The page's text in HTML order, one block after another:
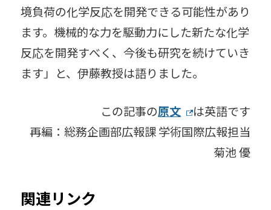
境負荷の化学反応を開発できる可能性があり
ます。機械的な力を駆動力にした新たな化学
反応を開発すべく、今後も研究を続けていき
ます」と、伊藤教授は語りました。
この記事の原文
は英語です
再編：総務企画部広報課 学術国際広報担当
菊池 優
関連リンク